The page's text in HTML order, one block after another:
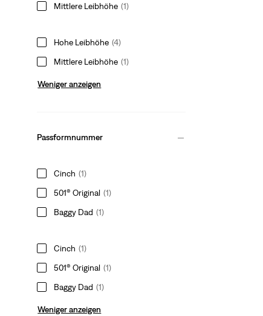
Mittlere Leibhöhe (1)
Hohe Leibhöhe (4)
Mittlere Leibhöhe (1)
Weniger anzeigen
Passformnummer
Cinch (1)
501® Original (1)
Baggy Dad (1)
Cinch (1)
501® Original (1)
Baggy Dad (1)
Weniger anzeigen